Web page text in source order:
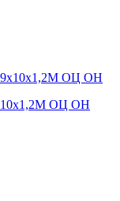
ОЦ ОН